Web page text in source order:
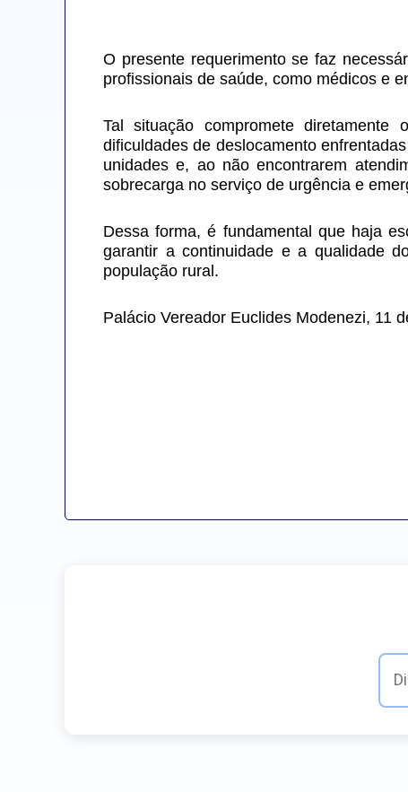
O presente requerimento se faz
profissionais de saúde, como médicos e
Tal situação compromete
dificuldades de deslocamento
unidades e, ao não encontrarem
sobrecarga no serviço de urgência e
Dessa forma, é fundamental que haja
garantir a continuidade e a qualidade
população rural.
Palácio Vereador Euclides Modenezi, 11